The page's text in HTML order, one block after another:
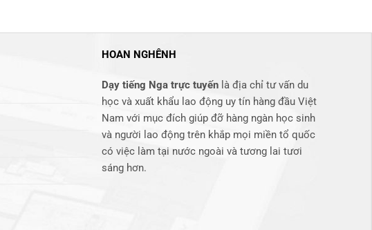
HOAN NGHÊNH
Dạy tiếng Nga trực tuyến là địa chỉ tư vấn du
học và xuất khẩu lao động uy tín hàng đầu Việt
Nam với mục đích giúp đỡ hàng ngàn học sinh
và người lao động trên khắp mọi miền tổ quốc
có việc làm tại nước ngoài và tương lai tươi
sáng hơn​.